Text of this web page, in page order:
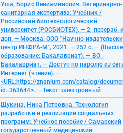
Уша, Борис Вениаминович. Ветеринарно-
санитарная экспертиза: Учебник /
Российский биотехнологический
университет (РОСБИОТЕХ). — 2, перераб.
доп. — Москва: ООО "Научно-
центр ИНФРА-М", 2021. — 252 с. —
образование: Бакалавриат). — ВО -
Бакалавриат. — Доступ по паролю из
Интернет (чтение). —
<URL:https://znanium.com/catalog/
id=363644>. — Текст: электронный
Щукина, Нина Петровна. Технология
разработки и реализации социальных
программ: Учебное пособие / Самарский
государственный медицинский